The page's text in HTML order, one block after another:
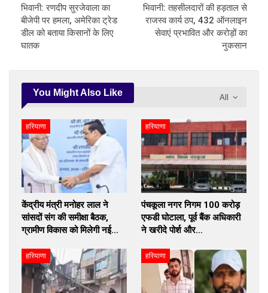
भिवानी: रणदीप सुरजेवाला का
बीजेपी पर हमला, अमेरिका ट्रेड
डील को बताया किसानों के लिए
घातक
भिवानी: तहसीलदारों की हड़ताल से
राजस्व कार्य ठप, 432 ऑनलाइन
सेवाएं प्रभावित और करोड़ों का
नुकसान
All
You Might Also Like
हरियाणा
केंद्रीय मंत्री मनोहर लाल ने
सांसदों संग की समीक्षा बैठक,
ग्रामीण विकास को मिलेगी नई…
हरियाणा
पंचकूला नगर निगम 100 करोड़
एफडी घोटाला, पूर्व बैंक अधिकारी
ने खरीदे पोर्श और…
हरियाणा हरियाणा